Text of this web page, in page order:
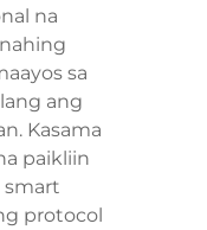
na
sa
ang
Kasama
paikliin
smart
protocol